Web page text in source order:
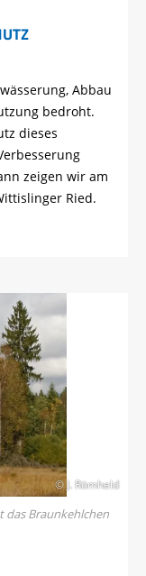
Abbau
bedroht.
dieses
zeigen wir am
Ried.
© J. Römheld
das Braunkehlchen